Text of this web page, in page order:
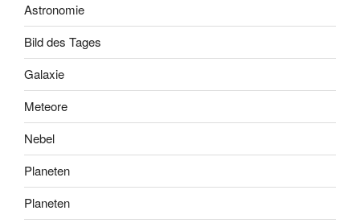
Astronomie
Bild des Tages
Galaxie
Meteore
Nebel
Planeten
Planeten